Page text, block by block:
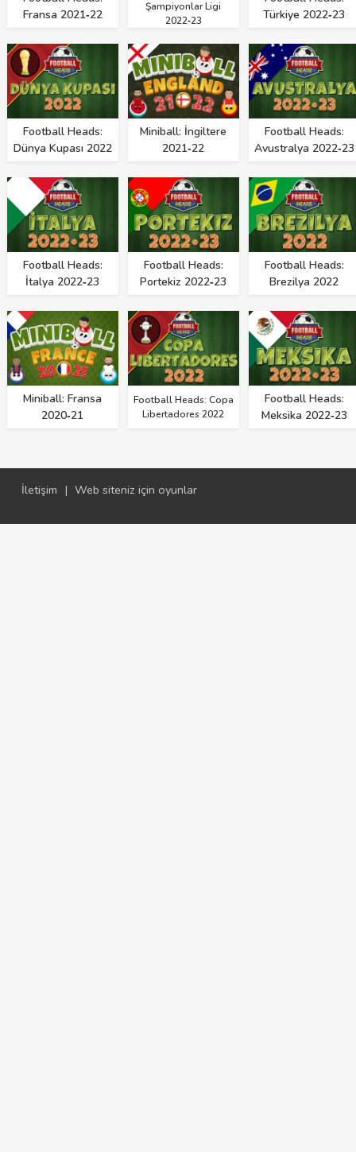
Fransa 2021‑22
Şampiyonlar Ligi
2022‑23
Türkiye 2022‑23
Football Heads:
Dünya Kupası 2022
Miniball: İngiltere
2021‑22
Football Heads:
Avustralya 2022‑23
Football Heads:
İtalya 2022‑23
Football Heads:
Portekiz 2022‑23
Football Heads:
Brezilya 2022
Miniball: Fransa
2020‑21
Football Heads: Copa
Libertadores 2022
Football Heads:
Meksika 2022‑23
İletişim | Web siteniz için oyunlar